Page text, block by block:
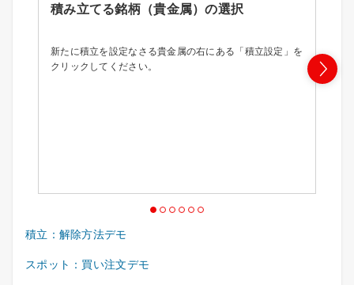
積み立てる銘柄（貴金属）の選択
新たに積立を設定なさる貴金属の右にある「積立設定」を
クリックしてください。
力
積立：解除方法デモ
スポット：買い注文デモ